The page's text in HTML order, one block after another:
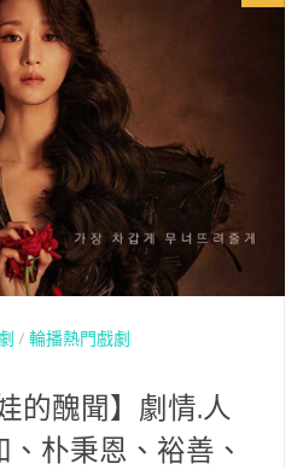
/ 輪播熱門戲劇
的醜聞】劇情.人
朴秉恩、裕善、